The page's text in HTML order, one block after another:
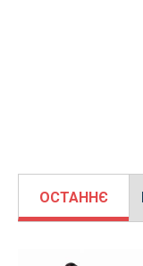
ОСТАННЄ